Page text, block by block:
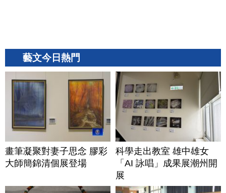
藝文今日熱門
畫筆凝聚對妻子思念 膠彩
大師簡錦清個展登場
科學走出教室 雄中雄女
「AI 詠唱」成果展潮州開
展